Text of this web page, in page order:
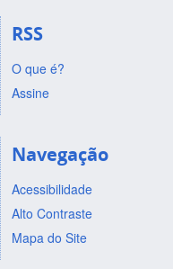
RSS
O que é?
Assine
Navegação
Acessibilidade
Alto Contraste
Mapa do Site